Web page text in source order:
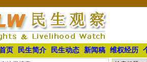
页 民生简介 民生动态 新闻稿 维权经历